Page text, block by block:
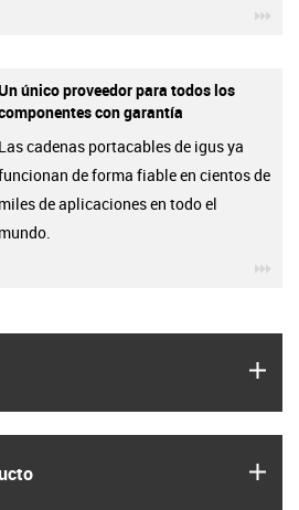
único proveedor para todos los
con garantía
Las cadenas portacables de igus ya
de forma fiable en cientos de
miles de aplicaciones en todo el
mundo.